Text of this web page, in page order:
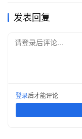
发表回复
请登录后评论...
登录后才能评论